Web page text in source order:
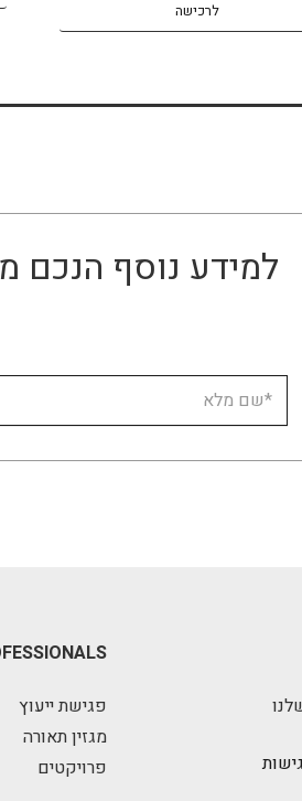
לרכישה
למידע נוסף הנכם
פגישת ייעוץ
מגזין תאורה
פרויקטים